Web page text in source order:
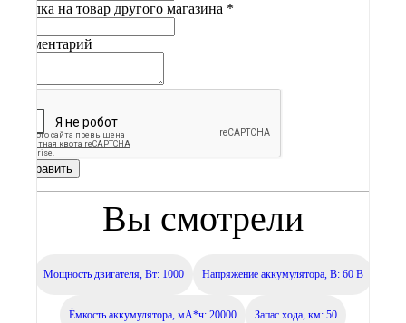
Ссылка на товар другого магазина *
Комментарий
Отправить
Вы смотрели
Мощность двигателя, Вт: 1000 Напряжение аккумулятора, В: 60 В
Ёмкость аккумулятора, мА*ч: 20000 Запас хода, км: 50